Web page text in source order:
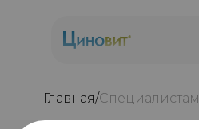
Главная/Специалистам
Внимание!